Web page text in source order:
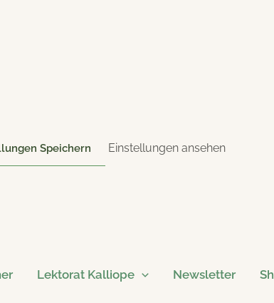
Speichern Einstellungen ansehen
Lektorat Kalliope Newsletter